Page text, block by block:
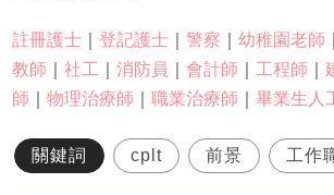
註冊護士｜ 登記護士｜ 警察 幼稚園老師
教師
社工 消防員 會計師 工程師
師
物理治療師 職業治療師 畢業生人
關鍵詞 cplt 前景 工作